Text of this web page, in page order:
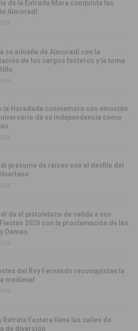
de la Entrada Mora conquista las
Almoradí
se adueña de Almoradí con la
de los cargos festeros y la toma
la Horadada conmemora con emoción
de su independencia como
presume de raíces con el desfile del
da el pistoletazo de salida a sus
Fiestas 2026 con la proclamación de las
Damas
del Rey Fernando reconquistan la
medieval
Retreta Festera llena las calles de
de diversión